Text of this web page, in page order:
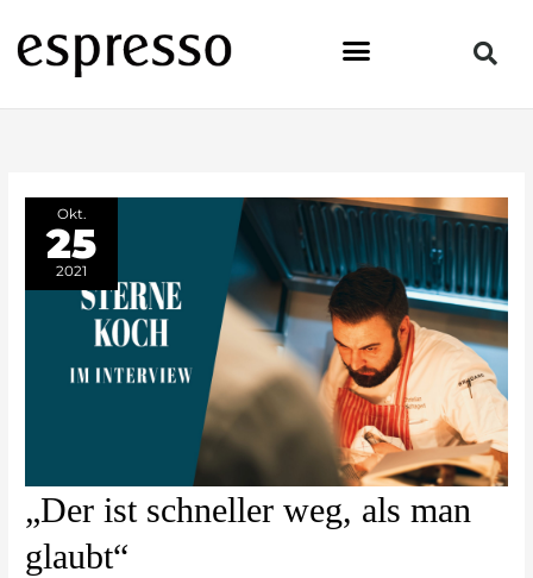
Inhalt
springen
Okt.
25
2021
„Der ist schneller weg, als man
glaubt“
„Der
ist
schneller